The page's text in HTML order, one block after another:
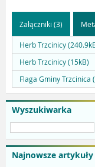
Wyszukiwarka
Najnowsze
Załączniki (3)
Herb Trzcinicy
Herb Trzcinicy (15kB)
Flaga Gminy Trzcinica